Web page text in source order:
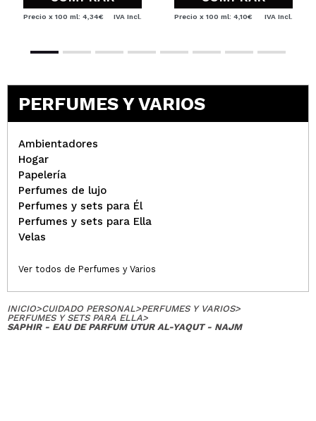
Precio x 100 ml: 4,34€ IVA Incl. Precio x 100 ml: 4,10€ IVA Incl.
PERFUMES Y VARIOS
Ambientadores
Hogar
Papelería
Perfumes de lujo
Perfumes y sets para Él
Perfumes y sets para Ella
Velas
Ver todos de Perfumes y Varios
INICIO>CUIDADO PERSONAL>PERFUMES Y VARIOS>
PERFUMES Y SETS PARA ELLA>
SAPHIR - EAU DE PARFUM UTUR AL-YAQUT - NAJM